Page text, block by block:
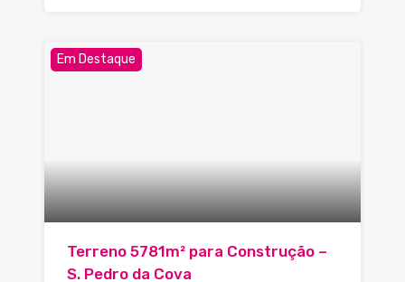
Em Destaque
Terreno 5781m² para Construção –
S. Pedro da Cova